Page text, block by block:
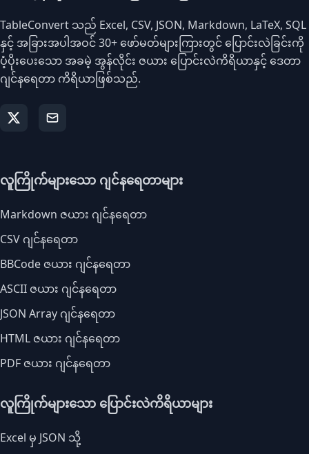
TableConvert သည် Excel, CSV, JSON, Markdown, LaTeX, SQL
နှင့် အခြားအပါအဝင် 30+ ဖော်မတ်များကြားတွင် ပြောင်းလဲခြင်းကို
ပံ့ပိုးပေးသော အခမဲ့ အွန်လိုင်း ဇယား ပြောင်းလဲကိရိယာနှင့် ဒေတာ
ဂျင်နရေတာ ကိရိယာဖြစ်သည်.
လူကြိုက်များသော ဂျင်နရေတာများ
Markdown ဇယား ဂျင်နရေတာ
CSV ဂျင်နရေတာ
BBCode ဇယား ဂျင်နရေတာ
ASCII ဇယား ဂျင်နရေတာ
JSON Array ဂျင်နရေတာ
HTML ဇယား ဂျင်နရေတာ
PDF ဇယား ဂျင်နရေတာ
လူကြိုက်များသော ပြောင်းလဲကိရိယာများ
Excel မှ JSON သို့